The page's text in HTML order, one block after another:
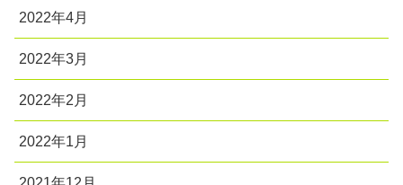
2022年4月
2022年3月
2022年2月
2022年1月